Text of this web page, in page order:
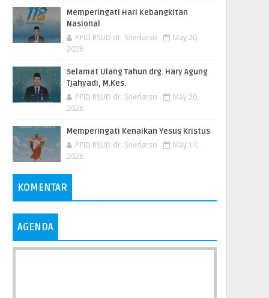
Memperingati Hari Kebangkitan
Nasional
PPID RSUD dr. Soedarso
May 20,
2026
Selamat Ulang Tahun drg. Hary Agung
Tjahyadi, M.Kes.
PPID RSUD dr. Soedarso
May 20,
2026
Memperingati Kenaikan Yesus Kristus
PPID RSUD dr. Soedarso
May 14,
2026
KOMENTAR
AGENDA